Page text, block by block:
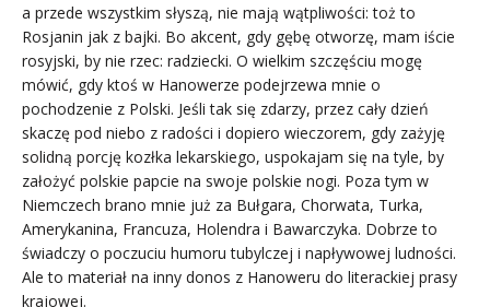
a przede wszystkim słyszą, nie mają wątpliwości: toż to
Rosjanin jak z bajki. Bo akcent, gdy gębę otworzę, mam iście
rosyjski, by nie rzec: radziecki. O wielkim szczęściu mogę
mówić, gdy ktoś w Hanowerze podejrzewa mnie o
pochodzenie z Polski. Jeśli tak się zdarzy, przez cały dzień
skaczę pod niebo z radości i dopiero wieczorem, gdy zażyję
solidną porcję kozłka lekarskiego, uspokajam się na tyle, by
założyć polskie papcie na swoje polskie nogi. Poza tym w
Niemczech brano mnie już za Bułgara, Chorwata, Turka,
Amerykanina, Francuza, Holendra i Bawarczyka. Dobrze to
świadczy o poczuciu humoru tubylczej i napływowej ludności.
Ale to materiał na inny donos z Hanoweru do literackiej prasy
krajowej.